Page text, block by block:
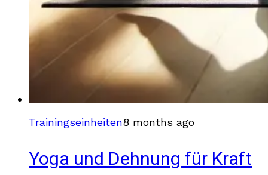
Trainingseinheiten8 months ago
Yoga und Dehnung für Kraft